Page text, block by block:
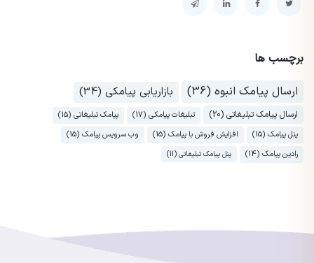
برچسب ها
ارسال پیامک انبوه (36)
بازاریابی پیامکی (34)
ارسال پیامک تبلیغاتی (20) تبلیغات پیامکی (17)
پیامک تبلیغاتی (15)
پنل پیامک (15)
افزایش فروش با پیامک (15)
وب سرویس پیامک (15)
رادین پیامک (14)
پنل پیامک تبلیغاتی (11)